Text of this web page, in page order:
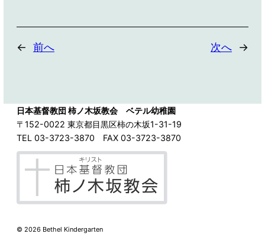
← 前へ 次へ →
日本基督教団 柿ノ木坂教会 ベテル幼稚園
〒152-0022 東京都目黒区柿の木坂1-31-19
TEL 03-3723-3870 FAX 03-3723-3870
© 2026 Bethel Kindergarten